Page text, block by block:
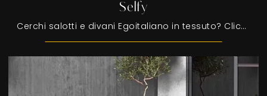
Selfy
Cerchi salotti e divani Egoitaliano in tessuto? Clicca e scopri di più sul modello Selfy per spazi design.